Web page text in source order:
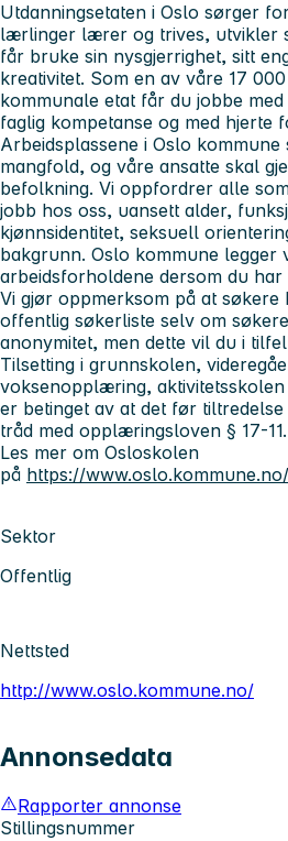
Utdanningsetaten i Oslo sørger
lærlinger lærer og trives, utvikler
får bruke sin nysgjerrighet, sitt
kreativitet. Som en av våre 17
kommunale etat får du jobbe
faglig kompetanse og med hjerte
Arbeidsplassene i Oslo kommune
mangfold, og våre ansatte skal
befolkning. Vi oppfordrer alle
jobb hos oss, uansett alder,
kjønnsidentitet, seksuell
bakgrunn. Oslo kommune legger
arbeidsforholdene dersom du
Vi gjør oppmerksom på at
offentlig søkerliste selv om
anonymitet, men dette vil du i
Tilsetting i grunnskolen,
voksenopplæring,
er betinget av at det før
tråd med opplæringsloven § 17-11.
Les mer om Osloskolen
på https://
Sektor
Offentlig
Nettsted
http://www.oslo.kommune.no/
Annonsedata
Rapporter annonse
Stillingsnummer